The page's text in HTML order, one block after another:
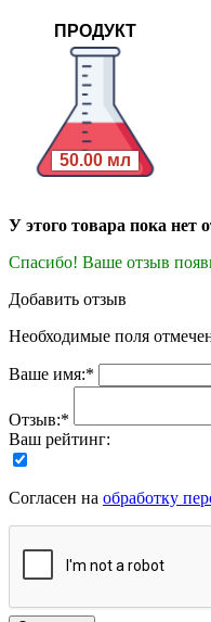
ПРОДУКТ
50.00 мл
У этого товара пока нет
Спасибо! Ваше отзыв
Добавить отзыв
Необходимые поля
Ваше имя:*
Отзыв:*
Ваш рейтинг:
Согласен на обработку